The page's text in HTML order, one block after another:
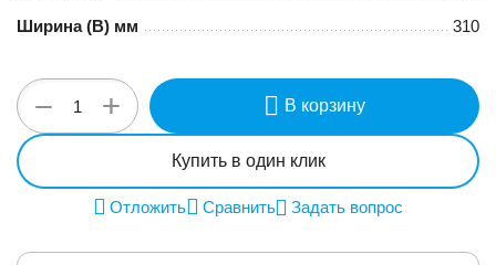
Ширина (B) мм
310
+
− В корзину
Купить в один клик
Отложить Сравнить Задать вопрос